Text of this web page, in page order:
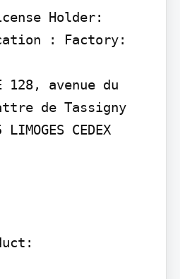
Holder:
: Factory:
128, avenue du
de Tassigny
CEDEX